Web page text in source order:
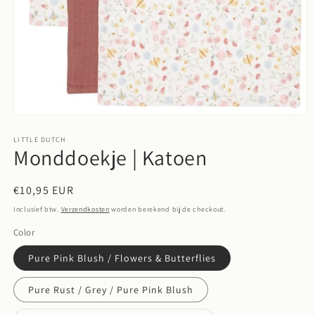
openen
in
modaal
LITTLE DUTCH
Monddoekje | Katoen
Normale
prijs
€10,95 EUR
Inclusief btw. Verzendkosten worden berekend bij de checkout.
Color
Pure Pink Blush / Flowers & Butterflies
Pure Rust / Grey / Pure Pink Blush